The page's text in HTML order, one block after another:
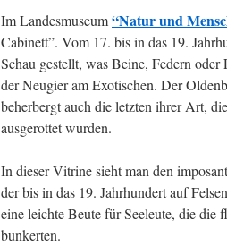
Im Landesmuseum“Natur und
Cabinett”. Vom 17. bis in das 19.
Schau gestellt, was Beine, Federn
der Neugier am Exotischen. Der
beherbergt auch die letzten ihrer Art,
ausgerottet wurden.
In dieser Vitrine sieht man den
der bis in das 19. Jahrhundert auf
eine leichte Beute für Seeleute, die die
bunkerten.